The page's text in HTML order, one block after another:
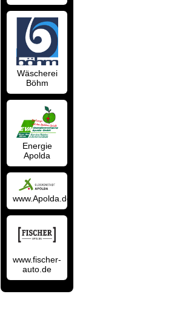
Wäscherei
Böhm
Energie
Apolda
www.Apolda.de
www.fischer-
auto.de